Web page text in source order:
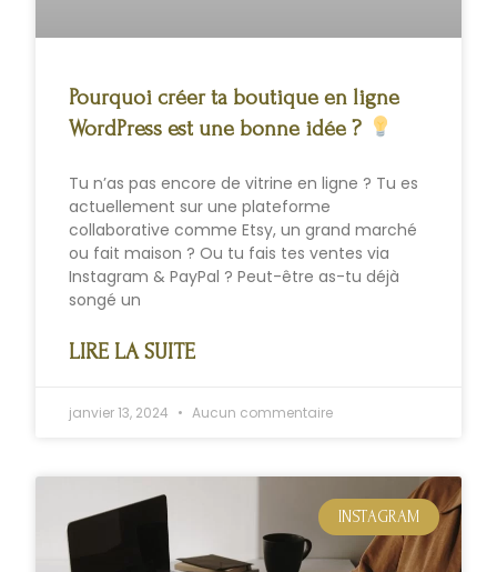
Pourquoi créer ta boutique en ligne
WordPress est une bonne idée ?
Tu n’as pas encore de vitrine en ligne ? Tu es
actuellement sur une plateforme
collaborative comme Etsy, un grand marché
ou fait maison ? Ou tu fais tes ventes via
Instagram & PayPal ? Peut-être as-tu déjà
songé un
LIRE LA SUITE
janvier 13, 2024 Aucun commentaire
INSTAGRAM